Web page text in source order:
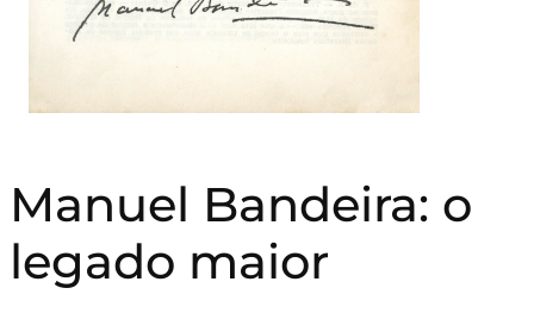
Manuel Bandeira: o
legado maior